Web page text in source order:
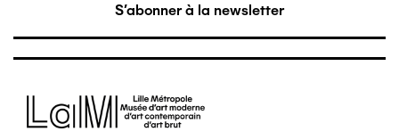
S'abonner à la newsletter
Image